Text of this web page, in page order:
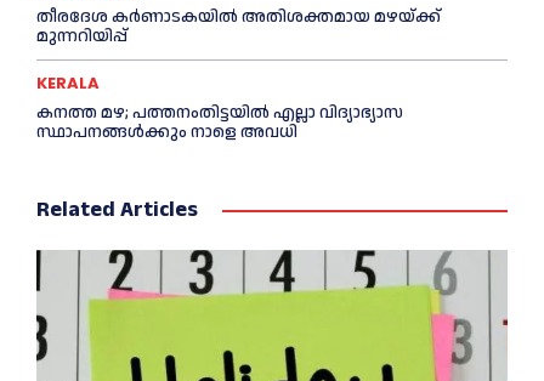
തീരദേശ കർണാടകയിൽ അതിശക്തമായ മഴയ്ക്ക്
മുന്നറിയിപ്പ്
KERALA
കനത്ത മഴ; പത്തനംതിട്ടയില്‍ എല്ലാ വിദ്യാഭ്യാസ
സ്ഥാപനങ്ങള്‍ക്കും നാളെ അവധി
Related Articles